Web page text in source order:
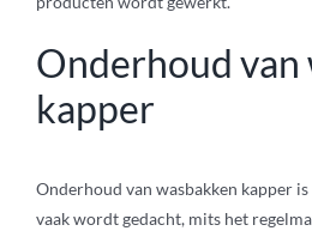
Onderhoud van
kapper
Onderhoud van wasbakken kapper
vaak wordt gedacht, mits het